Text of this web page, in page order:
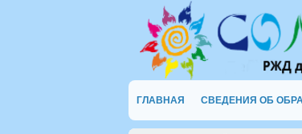
ГЛАВНАЯ СВЕДЕНИЯ ОБ